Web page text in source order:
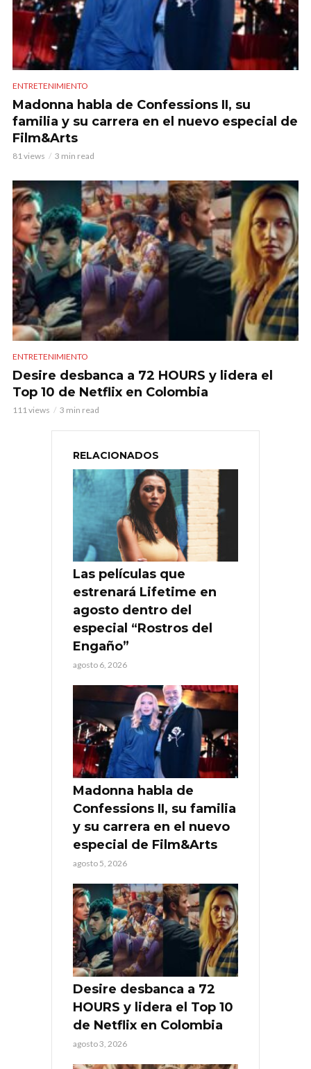
ENTRETENIMIENTO
Madonna habla de Confessions II, su
familia y su carrera en el nuevo especial de
Film&Arts
81 views 3 min read
ENTRETENIMIENTO
Desire desbanca a 72 HOURS y lidera el
Top 10 de Netflix en Colombia
111 views 3 min read
RELACIONADOS
Las películas que
estrenará Lifetime en
agosto dentro del
especial “Rostros del
Engaño”
agosto 6, 2026
Madonna habla de
Confessions II, su familia
y su carrera en el nuevo
especial de Film&Arts
agosto 5, 2026
Desire desbanca a 72
HOURS y lidera el Top 10
de Netflix en Colombia
agosto 3, 2026